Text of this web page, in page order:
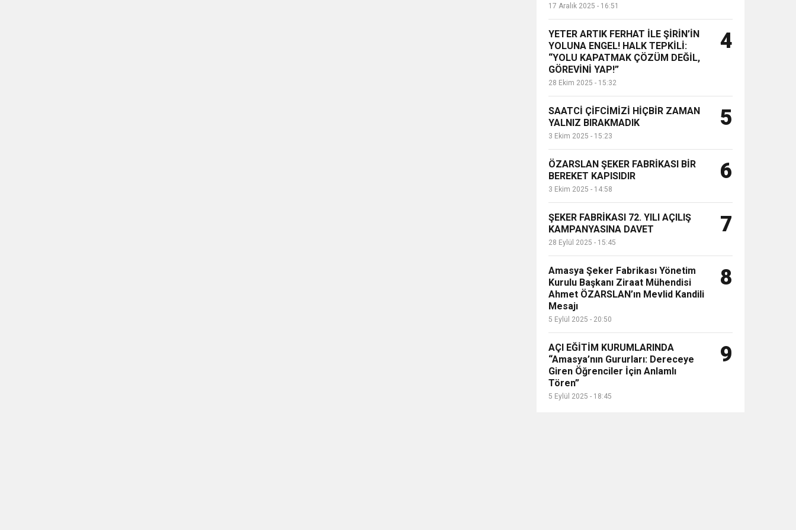
17 Aralık 2025 - 16:51
YETER ARTIK FERHAT İLE ŞİRİN’İN
YOLUNA ENGEL! HALK TEPKİLİ:
“YOLU KAPATMAK ÇÖZÜM DEĞİL,
GÖREVİNİ YAP!”
28 Ekim 2025 - 15:32
4
SAATCİ ÇİFCİMİZİ HİÇBİR ZAMAN
YALNIZ BIRAKMADIK
3 Ekim 2025 - 15:23
5
ÖZARSLAN ŞEKER FABRİKASI BİR
BEREKET KAPISIDIR
3 Ekim 2025 - 14:58
6
ŞEKER FABRİKASI 72. YILI AÇILIŞ
KAMPANYASINA DAVET
28 Eylül 2025 - 15:45
7
Amasya Şeker Fabrikası Yönetim
Kurulu Başkanı Ziraat Mühendisi
Ahmet ÖZARSLAN’ın Mevlid Kandili
Mesajı
5 Eylül 2025 - 20:50
8
AÇI EĞİTİM KURUMLARINDA
“Amasya’nın Gururları: Dereceye
Giren Öğrenciler İçin Anlamlı
Tören”
5 Eylül 2025 - 18:45
9